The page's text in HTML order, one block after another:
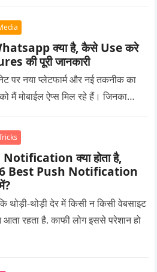
क्या है, कैसे Use करे
की पूरी जानकारी
पर नया प्लेटफार्म और नई तकनीक का
मैं मोबाईल ऐप्स मिल रहे हैं। जिनका…
क्या होता है,
6 Best Push Notification
थोड़ी-थोड़ी देर में किसी न किसी वेबसाइट
रहता है. काफी लोग इससे परेशान हो